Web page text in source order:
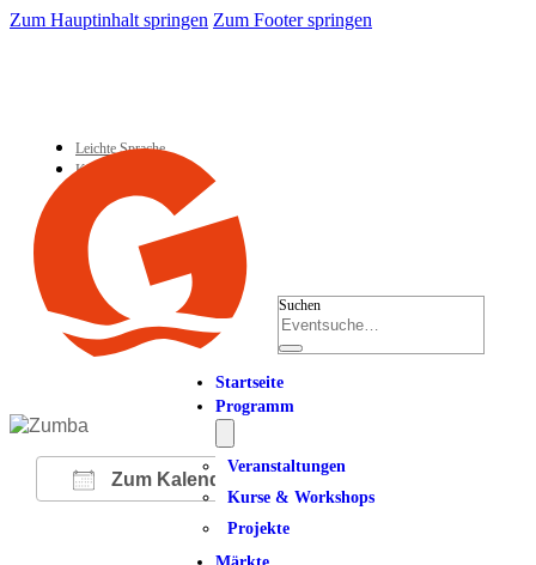
Zum Hauptinhalt springen Zum Footer springen
Leichte Sprache
Kontakt
Suchen
Startseite
Programm
Veranstaltungen
Kurse & Workshops
Projekte
Zum Kalender hinzufügen
ICS herunterladen
Google Kalender
iCalendarOffice 365